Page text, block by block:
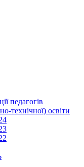
педагогів
технічної) освіти